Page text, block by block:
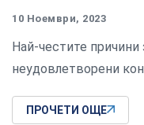
10 Ноември, 2023
Най-честите причини
неудовлетворени
ПРОЧЕТИ ОЩЕ